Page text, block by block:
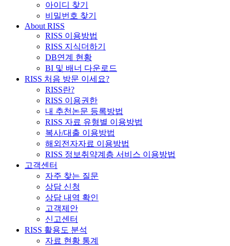
아이디 찾기
비밀번호 찾기
About RISS
RISS 이용방법
RISS 지식더하기
DB연계 현황
BI 및 배너 다운로드
RISS 처음 방문 이세요?
RISS란?
RISS 이용권한
내 추천논문 등록방법
RISS 자료 유형별 이용방법
복사/대출 이용방법
해외전자자료 이용방법
RISS 정보취약계층 서비스 이용방법
고객센터
자주 찾는 질문
상담 신청
상담 내역 확인
고객제안
신고센터
RISS 활용도 분석
자료 현황 통계